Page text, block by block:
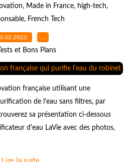
, Made in France, high-tech,
, French Tech
…
et Bons Plans
française utilisant une
de l'eau sans filtres, par
sa présentation ci-dessous
d'eau LaVie avec des photos,